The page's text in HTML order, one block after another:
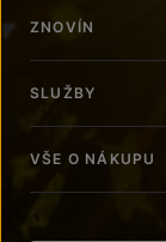
ZNOVÍN
SLUŽBY
VŠE O NÁKUPU